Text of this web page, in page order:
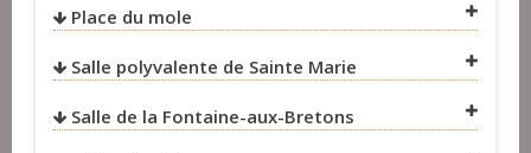
Concerts> Groupes
VOIR SUR LA CARTE
Place du mole
VOIR SUR LA CARTE
Salle polyvalente de Sainte Marie
Salle de la Fontaine-aux-Bretons